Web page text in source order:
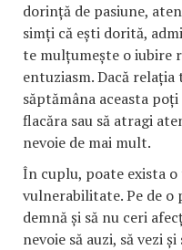
dorință de pasiune,
simți că ești dorită,
te mulțumește o iubire
entuziasm. Dacă
săptămâna aceasta
flacăra sau să atragi
nevoie de mai mult.
În cuplu, poate exista
vulnerabilitate. Pe de o
demnă și să nu ceri
nevoie să auzi, să vezi